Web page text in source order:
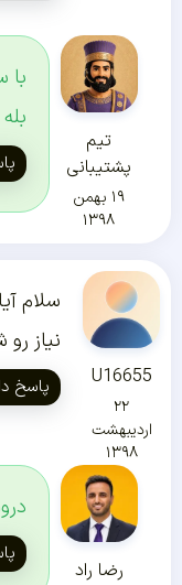
تیم
پشتیبانی
۱۹ بهمن
۱۳۹۸
با
U16655
۲۲
اردیبهشت
۱۳۹۸
سلام
نیاز
پاسخ
رضا راد